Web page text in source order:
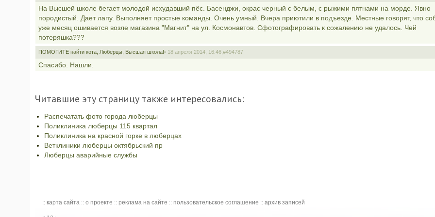
На Высшей школе бегает молодой исхудавший пёс. Басенджи, окрас черный с белым, с рыжими пятнами на морде. Явно
породистый. Дает лапу. Выполняет простые команды. Очень умный. Вчера приютили в подъезде. Местные говорят, что
уже месяц ошивается возле магазина "Магнит" на ул. Космонавтов. Сфотографировать к сожалению не удалось. Чей
потеряшка???
ПОМОГИТЕ найти кота, Люберцы, Высшая школа!• 18 апреля 2014, 16:46, #494787
Спасибо. Нашли.
Читавшие эту страницу также интересовались:
Распечатать фото города люберцы
Поликлиника люберцы 115 квартал
Поликлиника на красной горке в люберцах
Ветклиники люберцы октябрьский пр
Люберцы аварийные службы
:: карта сайта :: о проекте :: реклама на сайте :: пользовательское соглашение :: архив записей